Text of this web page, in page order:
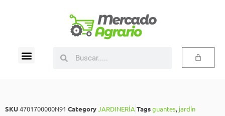
SKU4701700000N91 CategoryJARDINERÍA Tagsguantes, jardín